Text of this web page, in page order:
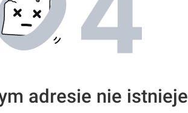
adresie nie istnieje